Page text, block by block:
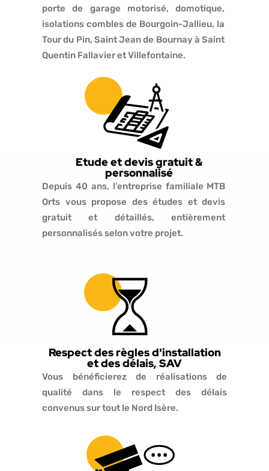
porte de garage motorisé, domotique,
isolations combles de Bourgoin-Jallieu, la
Tour du Pin, Saint Jean de Bournay à Saint
Quentin Fallavier et Villefontaine.
Etude et devis gratuit &
personnalisé
Depuis 40 ans, l’entreprise familiale MTB
Orts vous propose des études et devis
gratuit et détaillés, entièrement
personnalisés selon votre projet.
Respect des règles d'installation
et des délais, SAV
Vous bénéficierez de réalisations de
qualité dans le respect des délais
convenus sur tout le Nord Isère.